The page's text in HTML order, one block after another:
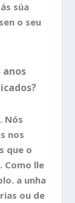
súa
o seu
anos
Nós
nos
que o
Como lle
a unha
ou de